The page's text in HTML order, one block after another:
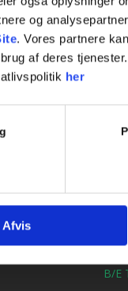
og
. Vores partnere
af deres tjenester.
her
Afvis
MC
B/E